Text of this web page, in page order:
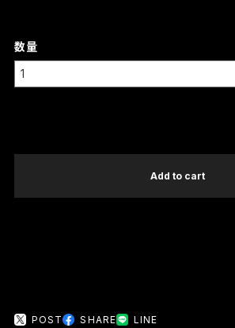
数量
Add to cart
POST SHARE LINE